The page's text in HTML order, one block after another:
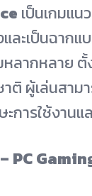
เป็นเกมแน
ละเป็นฉาก
ลากหลาย
ผู้เล่นสามา
การใช้งาน